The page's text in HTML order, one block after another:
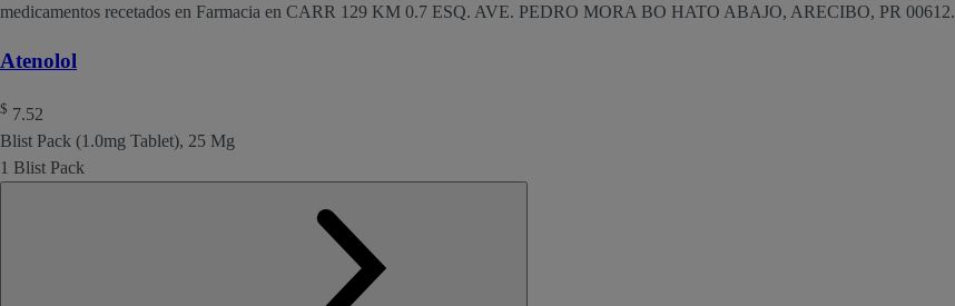
medicamentos recetados en Farmacia en CARR 129 KM 0.7 ESQ. AVE. PEDRO MORA BO HATO ABAJO, ARECIBO, PR 00612.
Atenolol
$ 7.52
Blist Pack (1.0mg Tablet), 25 Mg
1 Blist Pack